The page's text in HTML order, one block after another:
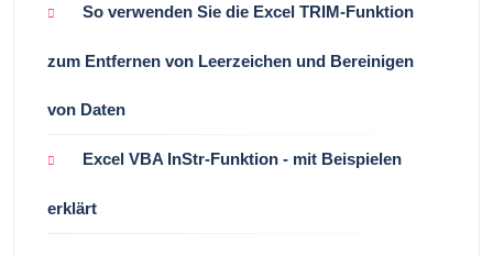
So verwenden Sie die Excel TRIM-Funktion
zum Entfernen von Leerzeichen und Bereinigen
von Daten
Excel VBA InStr-Funktion - mit Beispielen
erklärt